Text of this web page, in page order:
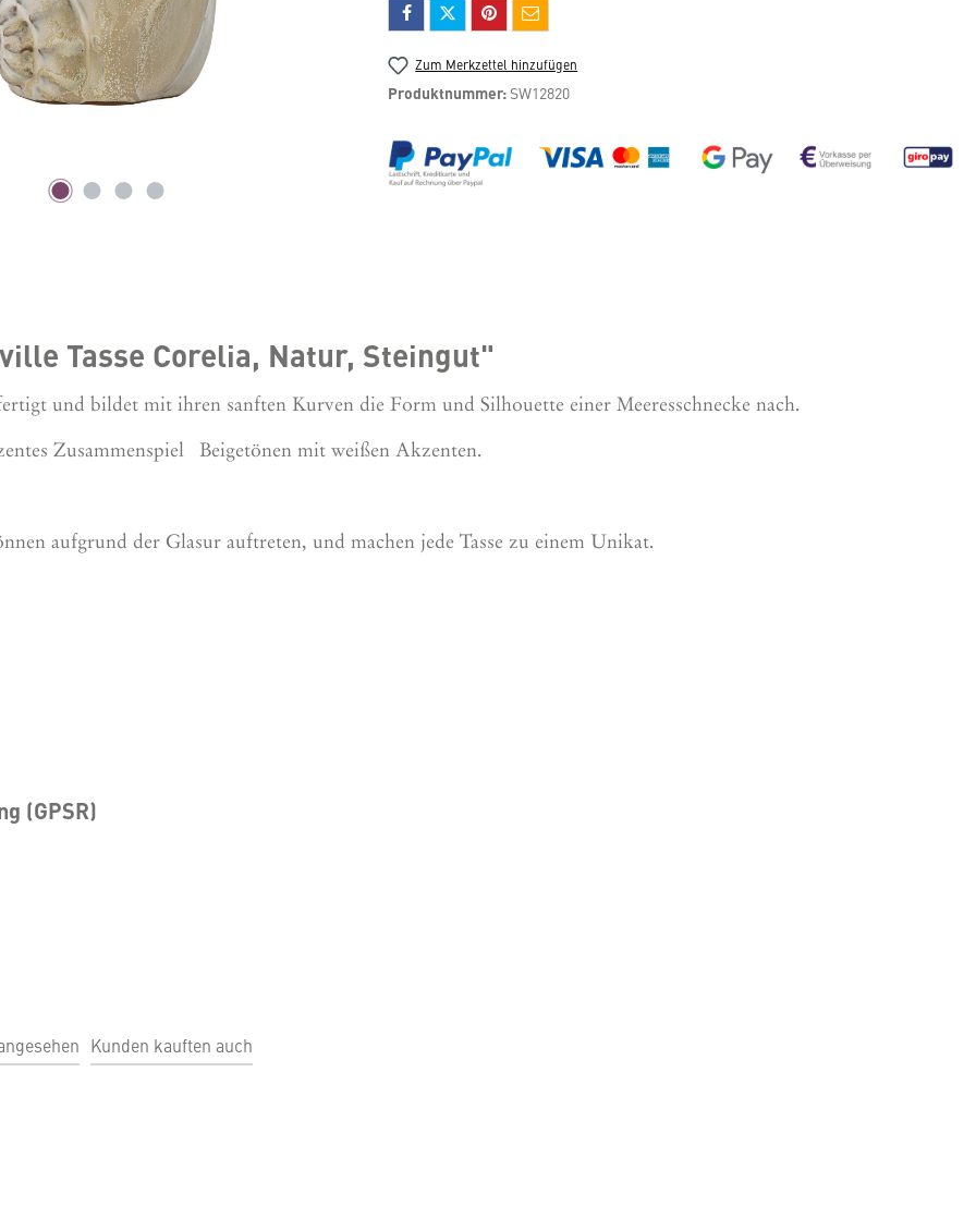
Zum Merkzettel hinzufügen
Produktnummer: SW12820
Tasse Corelia, Natur, Steingut"
und bildet mit ihren sanften Kurven die Form und Silhouette einer Meeresschnecke nach.
Zusammenspiel Beigetönen mit weißen Akzenten.
aufgrund der Glasur auftreten, und machen jede Tasse zu einem Unikat.
(GPSR)
Kunden kauften auch